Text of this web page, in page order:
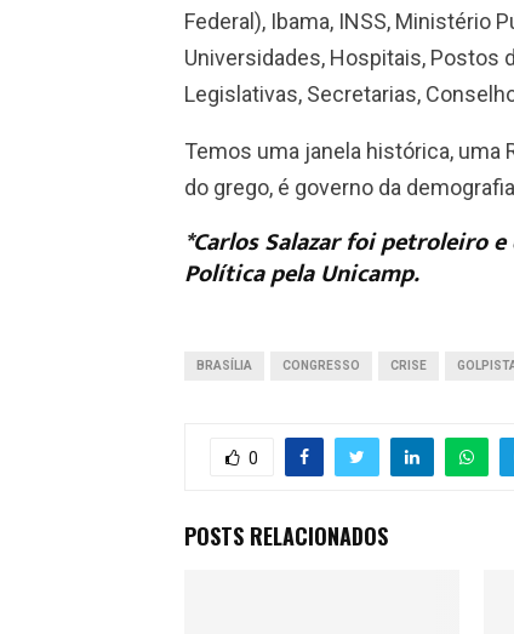
Federal), Ibama, INSS, Ministério
Universidades, Hospitais, Postos
Legislativas, Secretarias,
Temos uma janela histórica, uma
do grego, é governo da
*Carlos Salazar foi petroleiro
Política pela Unicamp.
BRASÍLIA CONGRESSO CRISE
0
POSTS RELACIONADOS